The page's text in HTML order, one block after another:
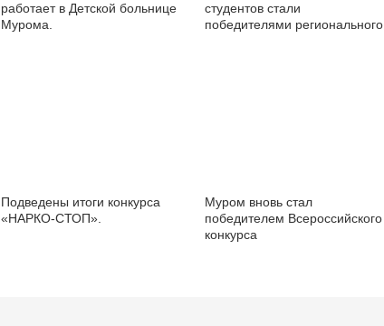
работает в Детской больнице
Мурома.
студентов стали
победителями регионального
Подведены итоги конкурса
«НАРКО-СТОП».
Муром вновь стал
победителем Всероссийского
конкурса